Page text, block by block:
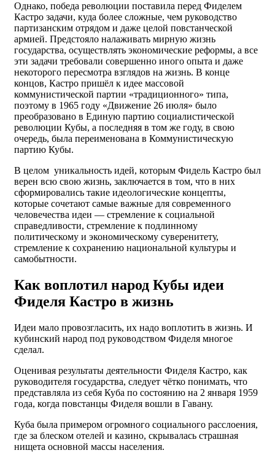
Однако, победа революции поставила перед Фиделем
Кастро задачи, куда более сложные, чем руководство
партизанским отрядом и даже целой повстанческой
армией. Предстояло налаживать мирную жизнь
государства, осуществлять экономические реформы, а все
эти задачи требовали совершенно иного опыта и даже
некоторого пересмотра взглядов на жизнь. В конце
концов, Кастро пришёл к идее массовой
коммунистической партии «традиционного» типа,
поэтому в 1965 году «Движение 26 июля» было
преобразовано в Единую партию социалистической
революции Кубы, а последняя в том же году, в свою
очередь, была переименована в Коммунистическую
партию Кубы.
В целом уникальность идей, которым Фидель Кастро был
верен всю свою жизнь, заключается в том, что в них
сформировались такие идеологические концепты,
которые сочетают самые важные для современного
человечества идеи — стремление к социальной
справедливости, стремление к подлинному
политическому и экономическому суверенитету,
стремление к сохранению национальной культуры и
самобытности.
Как воплотил народ Кубы идеи
Фиделя Кастро в жизнь
Идеи мало провозгласить, их надо воплотить в жизнь. И
кубинский народ под руководством Фиделя многое
сделал.
Оценивая результаты деятельности Фиделя Кастро, как
руководителя государства, следует чётко понимать, что
представляла из себя Куба по состоянию на 2 января 1959
года, когда повстанцы Фиделя вошли в Гавану.
Куба была примером огромного социального расслоения,
где за блеском отелей и казино, скрывалась страшная
нищета основной массы населения.